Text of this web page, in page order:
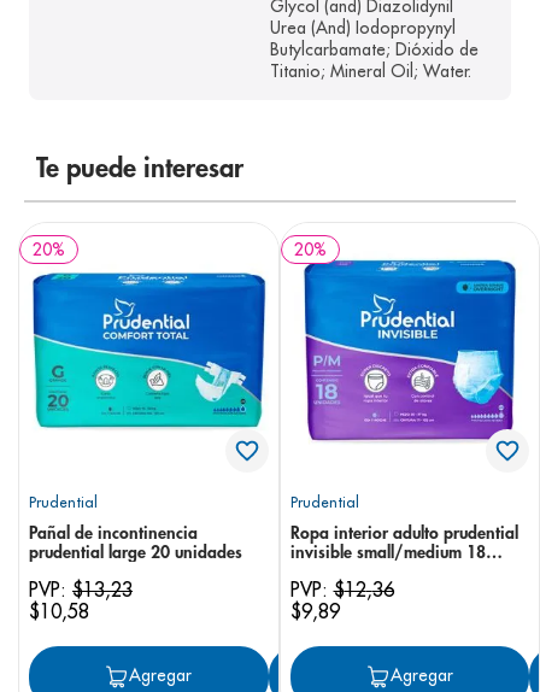
Glycol (and) Diazolidynil
Urea (And) Iodopropynyl
Butylcarbamate; Dióxido de
Titanio; Mineral Oil; Water.
Te puede interesar
20%
Prudential
Pañal de incontinencia
prudential large 20 unidades
PVP: $13,23
$10,58
Agregar Agregar
20%
Prudential
Ropa interior adulto prudential
invisible small/medium 18
PVP:$12,36
$9,89
Agregar